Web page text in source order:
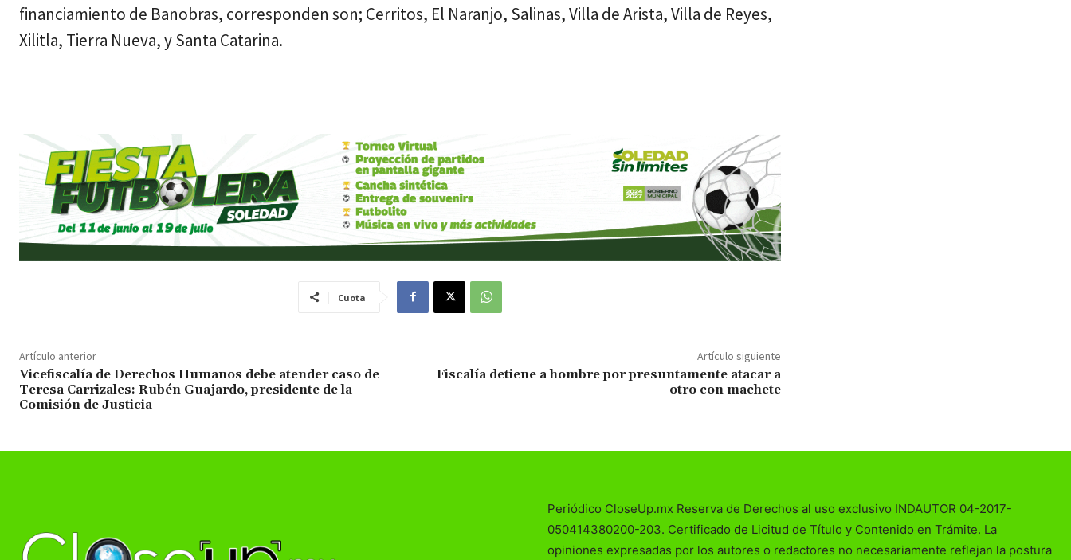
financiamiento de Banobras, corresponden son; Cerritos, El Naranjo, Salinas, Villa de Arista, Villa de Reyes,
Xilitla, Tierra Nueva, y Santa Catarina.
Cuota
Artículo anterior
Vicefiscalía de Derechos Humanos debe atender caso de
Teresa Carrizales: Rubén Guajardo, presidente de la
Comisión de Justicia
Artículo siguiente
Fiscalía detiene a hombre por presuntamente atacar a
otro con machete
Periódico CloseUp.mx Reserva de Derechos al uso exclusivo INDAUTOR 04-2017-
050414380200-203. Certificado de Licitud de Título y Contenido en Trámite. La
opiniones expresadas por los autores o redactores no necesariamente reflejan la postura